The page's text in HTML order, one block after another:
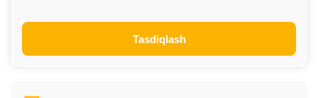
Tasdiqlash